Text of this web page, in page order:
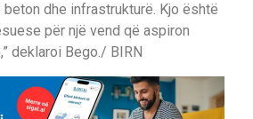
dhe infrastrukturë. Kjo është
për një vend që aspiron
deklaroi Bego./ BIRN